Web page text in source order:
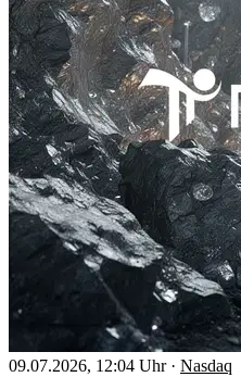
09.07.2026, 12:04 Uhr · Nasdaq